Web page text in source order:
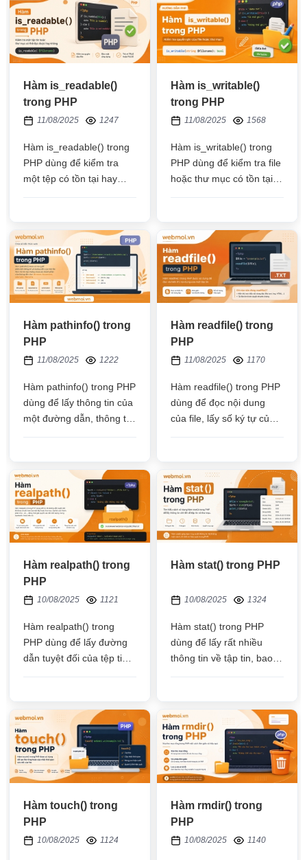
Hàm is_readable()
trong PHP
11/08/2025 1247
Hàm is_readable() trong
PHP dùng để kiểm tra
một tệp có tồn tại hay
false
Hàm is_writable()
trong PHP
11/08/2025 1568
Hàm is_writable() trong
PHP dùng để kiểm tra file
hoặc thư mục có tồn tại
Hàm pathinfo() trong
PHP
11/08/2025 1222
Hàm pathinfo() trong PHP
dùng để lấy thông tin của
một đường dẫn, thông tin
Hàm readfile() trong
PHP
11/08/2025 1170
Hàm readfile() trong PHP
dùng để đọc nội dung
của file, lấy số ký tự của
Hàm realpath() trong
PHP
10/08/2025 1121
Hàm realpath() trong
PHP dùng để lấy đường
dẫn tuyệt đối của tệp tin
Hàm stat() trong PHP
10/08/2025 1324
Hàm stat() trong PHP
dùng để lấy rất nhiều
thông tin về tập tin, bao
Hàm touch() trong
PHP
10/08/2025 1124
Hàm rmdir() trong
PHP
10/08/2025 1140